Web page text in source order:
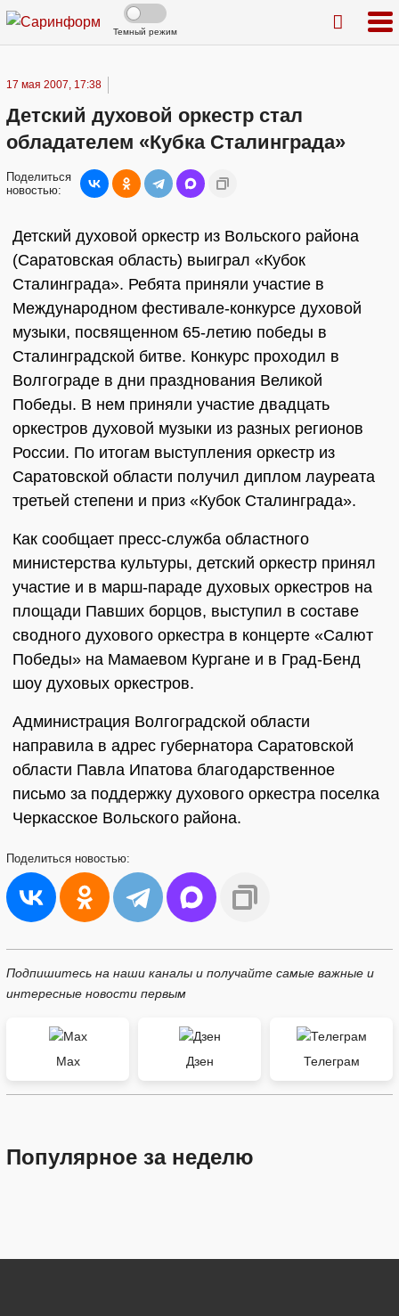
Темный режим
17 мая 2007, 17:38
Детский духовой оркестр стал
обладателем «Кубка Сталинграда»
Поделиться
новостью:
Детский духовой оркестр из Вольского района
(Саратовская область) выиграл «Кубок
Сталинграда». Ребята приняли участие в
Международном фестивале-конкурсе духовой
музыки, посвященном 65-летию победы в
Сталинградской битве. Конкурс проходил в
Волгограде в дни празднования Великой
Победы. В нем приняли участие двадцать
оркестров духовой музыки из разных регионов
России. По итогам выступления оркестр из
Саратовской области получил диплом лауреата
третьей степени и приз «Кубок Сталинграда».
Как сообщает пресс-служба областного
министерства культуры, детский оркестр принял
участие и в марш-параде духовых оркестров на
площади Павших борцов, выступил в составе
сводного духового оркестра в концерте «Салют
Победы» на Мамаевом Кургане и в Град-Бенд
шоу духовых оркестров.
Администрация Волгоградской области
направила в адрес губернатора Саратовской
области Павла Ипатова благодарственное
письмо за поддержку духового оркестра поселка
Черкасское Вольского района.
Поделиться новостью:
Подпишитесь на наши каналы и получайте самые важные и
интересные новости первым
Max Дзен Телеграм
Популярное за неделю